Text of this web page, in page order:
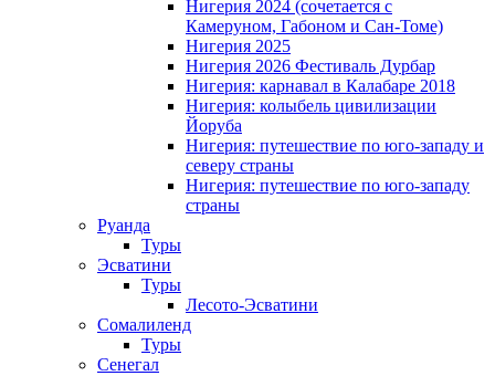
Нигерия 2024 (сочетается с
Камеруном, Габоном и Сан-Томе)
Нигерия 2025
Нигерия 2026 Фестиваль Дурбар
Нигерия: карнавал в Калабаре 2018
Нигерия: колыбель цивилизации
Йоруба
Нигерия: путешествие по юго-западу и
северу страны
Нигерия: путешествие по юго-западу
страны
Руанда
Туры
Эсватини
Туры
Лесото-Эсватини
Сомалиленд
Туры
Сенегал